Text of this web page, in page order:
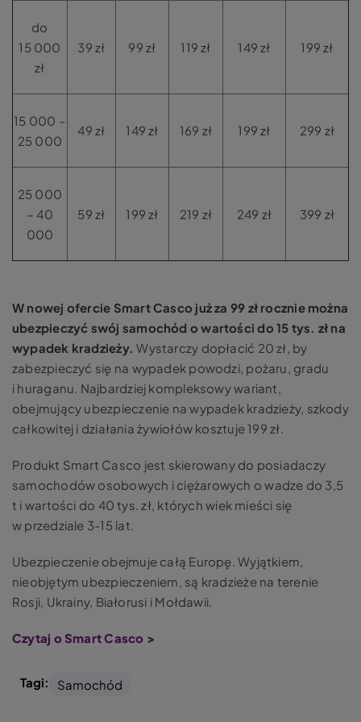
do
15 000
zł
39 zł 99 zł 119 zł 149 zł 199 zł
15 000 –
25 000
49 zł 149 zł 169 zł 199 zł 299 zł
25 000
– 40
000
59 zł 199 zł 219 zł 249 zł 399 zł
W nowej ofercie Smart Casco już za 99 zł rocznie można
ubezpieczyć swój samochód o wartości do 15 tys. zł na
wypadek kradzieży. Wystarczy dopłacić 20 zł, by
zabezpieczyć się na wypadek powodzi, pożaru, gradu
i huraganu. Najbardziej kompleksowy wariant,
obejmujący ubezpieczenie na wypadek kradzieży, szkody
całkowitej i działania żywiołów kosztuje 199 zł.
Produkt Smart Casco jest skierowany do posiadaczy
samochodów osobowych i ciężarowych o wadze do 3,5
t i wartości do 40 tys. zł, których wiek mieści się
w przedziale 3-15 lat.
Ubezpieczenie obejmuje całą Europę. Wyjątkiem,
nieobjętym ubezpieczeniem, są kradzieże na terenie
Rosji, Ukrainy, Białorusi i Mołdawii.
Czytaj o Smart Casco >
Tagi: Samochód